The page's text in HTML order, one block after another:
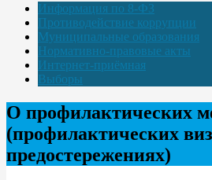
Информация по 8-ФЗ
Противодействие коррупции
Муниципальные образования
Нормативно-правовые акты
Интернет-приёмная
Выборы
О профилактических
(профилактических
предостережениях)